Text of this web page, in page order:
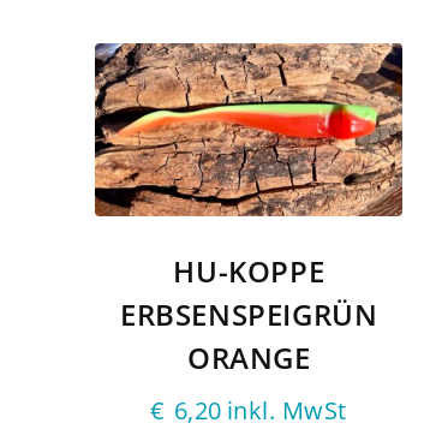
HU-KOPPE
ERBSENSPEIGRÜN
ORANGE
€ 6,20 inkl. MwSt